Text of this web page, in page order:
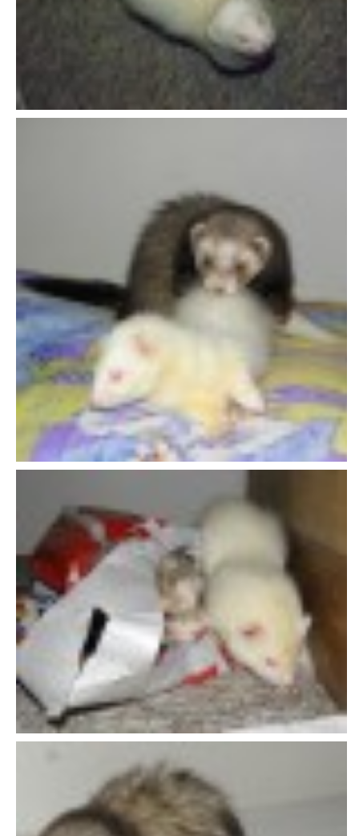
O NÁS :-)
VÝROČNÍ ZPRÁVY
KONTAKT
JAK NÁM POMOCI
NATÁČENÍ V TELEVIZI
AKCE
SLUŽBY
HISTORIE - 2010 - 2020
JAK NÁM POMOCI - POMÁHAJÍ NÁM :-)
Fretky Boleslav, z.s.